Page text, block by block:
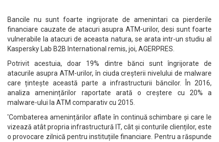
Bancile nu sunt foarte ingrijorate de amenintari ca pierderile
financiare cauzate de atacuri asupra ATM-urilor, desi sunt foarte
vulnerabile la atacuri de aceasta natura, se arata intr-un studiu al
Kaspersky Lab B2B International remis, joi, AGERPRES.
Potrivit acestuia, doar 19% dintre bănci sunt îngrijorate de
atacurile asupra ATM-urilor, în ciuda creșterii nivelului de malware
care țintește această parte a infrastructurii băncilor. În 2016,
analiza amenințărilor raportate arată o creștere cu 20% a
malware-ului la ATM comparativ cu 2015.
'Combaterea amenințărilor aflate în continuă schimbare și care le
vizează atât propria infrastructură IT, cât și conturile clienților, este
o provocare zilnică pentru instituțiile financiare. Pentru a răspunde